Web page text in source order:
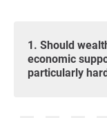
1. Should wealthy EU Member States provide more
economic
particularly